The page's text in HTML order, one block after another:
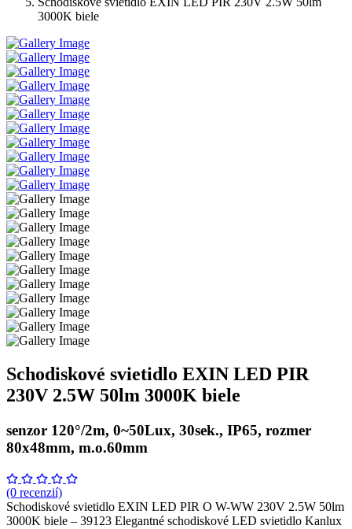
3000K biele
Schodiskové svietidlo EXIN LED PIR
230V 2.5W 50lm 3000K biele
senzor 120°/2m, 0~50Lux, 30sek., IP65, rozmer
80x48mm, m.o.60mm
(0 recenzií)
Schodiskové svietidlo EXIN LED PIR O W-WW 230V 2.5W 50lm
3000K biele – 39123 Elegantné schodiskové LED svietidlo Kanlux